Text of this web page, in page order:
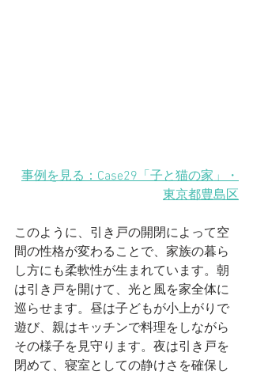
事例を見る：Case29「子と猫の家」・
東京都豊島区
このように、引き戸の開閉によって空
間の性格が変わることで、家族の暮ら
し方にも柔軟性が生まれています。朝
は引き戸を開けて、光と風を家全体に
巡らせます。昼は子どもが小上がりで
遊び、親はキッチンで料理をしながら
その様子を見守ります。夜は引き戸を
閉めて、寝室としての静けさを確保し